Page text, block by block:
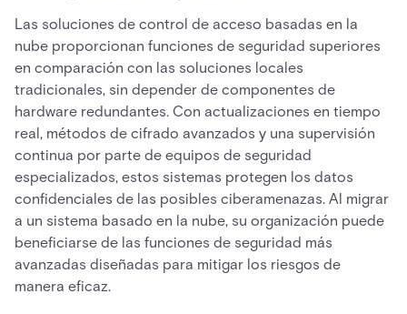
Las soluciones de control de acceso basadas en la
nube proporcionan funciones de seguridad superiores
en comparación con las soluciones locales
tradicionales, sin depender de componentes de
hardware redundantes. Con actualizaciones en tiempo
real, métodos de cifrado avanzados y una supervisión
continua por parte de equipos de seguridad
especializados, estos sistemas protegen los datos
confidenciales de las posibles ciberamenazas. Al migrar
a un sistema basado en la nube, su organización puede
beneficiarse de las funciones de seguridad más
avanzadas diseñadas para mitigar los riesgos de
manera eficaz.